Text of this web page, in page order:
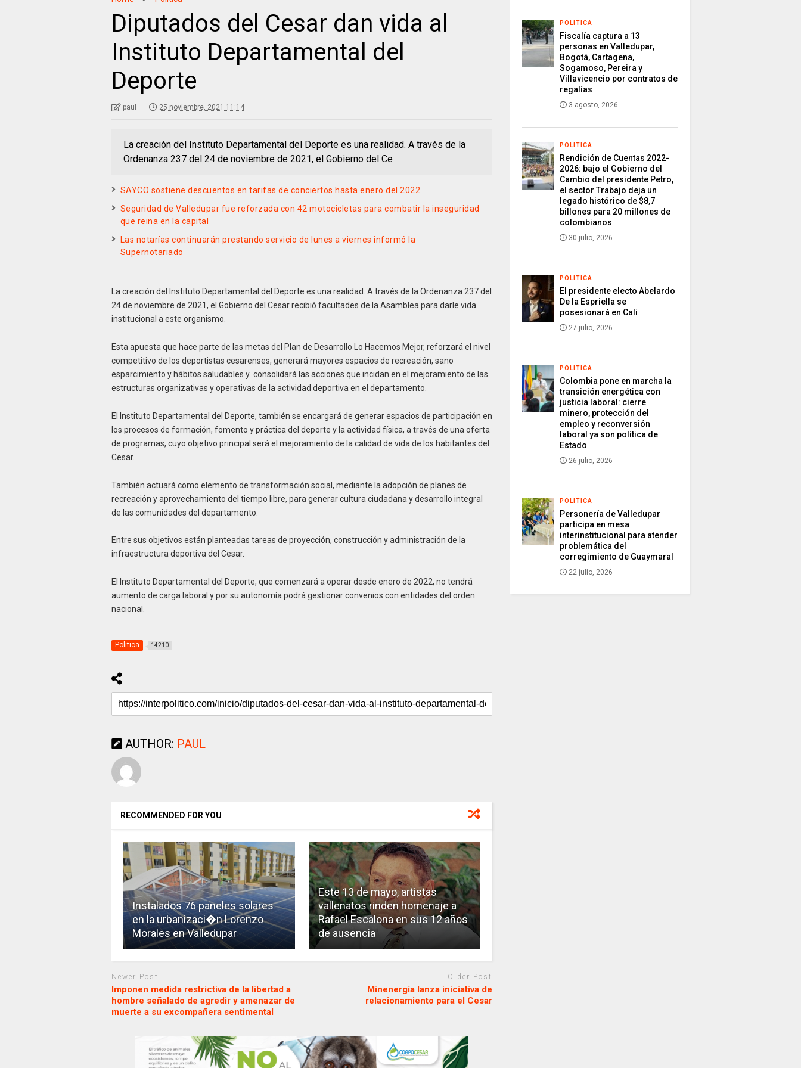
Diputados del Cesar dan vida al
Instituto Departamental del
Deporte
paul 25 noviembre, 2021 11:14
La creación del Instituto Departamental del Deporte es una realidad. A través de la
Ordenanza 237 del 24 de noviembre de 2021, el Gobierno del Ce
SAYCO sostiene descuentos en tarifas de conciertos hasta enero del 2022
Seguridad de Valledupar fue reforzada con 42 motocicletas para combatir la inseguridad
que reina en la capital
Las notarías continuarán prestando servicio de lunes a viernes informó la
Supernotariado
La creación del Instituto Departamental del Deporte es una realidad. A través de la Ordenanza 237 del
24 de noviembre de 2021, el Gobierno del Cesar recibió facultades de la Asamblea para darle vida
institucional a este organismo.
Esta apuesta que hace parte de las metas del Plan de Desarrollo Lo Hacemos Mejor, reforzará el nivel
competitivo de los deportistas cesarenses, generará mayores espacios de recreación, sano
esparcimiento y hábitos saludables y consolidará las acciones que incidan en el mejoramiento de las
estructuras organizativas y operativas de la actividad deportiva en el departamento.
El Instituto Departamental del Deporte, también se encargará de generar espacios de participación en
los procesos de formación, fomento y práctica del deporte y la actividad física, a través de una oferta
de programas, cuyo objetivo principal será el mejoramiento de la calidad de vida de los habitantes del
Cesar.
También actuará como elemento de transformación social, mediante la adopción de planes de
recreación y aprovechamiento del tiempo libre, para generar cultura ciudadana y desarrollo integral
de las comunidades del departamento.
Entre sus objetivos están planteadas tareas de proyección, construcción y administración de la
infraestructura deportiva del Cesar.
El Instituto Departamental del Deporte, que comenzará a operar desde enero de 2022, no tendrá
aumento de carga laboral y por su autonomía podrá gestionar convenios con entidades del orden
nacional.
Politica 14210
AUTHOR: PAUL
RECOMMENDED FOR YOU
Instalados 76 paneles solares
en la urbanizaci�n Lorenzo
Morales en Valledupar
Este 13 de mayo, artistas
vallenatos rinden homenaje a
Rafael Escalona en sus 12 años
de ausencia
Newer Post
Imponen medida restrictiva de la libertad a
hombre señalado de agredir y amenazar de
muerte a su excompañera sentimental
Older Post
Minenergía lanza iniciativa de
relacionamiento para el Cesar
POLITICA
Fiscalía captura a 13
personas en Valledupar,
Bogotá, Cartagena,
Sogamoso, Pereira y
Villavicencio por contratos de
regalías
3 agosto, 2026
POLITICA
Rendición de Cuentas 2022-
2026: bajo el Gobierno del
Cambio del presidente Petro,
el sector Trabajo deja un
legado histórico de $8,7
billones para 20 millones de
colombianos
30 julio, 2026
POLITICA
El presidente electo Abelardo
De la Espriella se
posesionará en Cali
27 julio, 2026
POLITICA
Colombia pone en marcha la
transición energética con
justicia laboral: cierre
minero, protección del
empleo y reconversión
laboral ya son política de
Estado
26 julio, 2026
POLITICA
Personería de Valledupar
participa en mesa
interinstitucional para atender
problemática del
corregimiento de Guaymaral
22 julio, 2026